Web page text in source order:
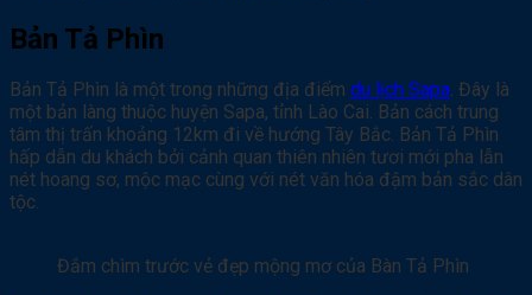
Bản Tả Phìn
Bản Tả Phìn là một trong những địa điểm du lịch Sapa. Đây là
một bản làng thuộc huyện Sapa, tỉnh Lào Cai. Bản cách trung
tâm thị trấn khoảng 12km đi về hướng Tây Bắc. Bản Tả Phìn
hấp dẫn du khách bởi cảnh quan thiên nhiên tươi mới pha lẫn
nét hoang sơ, mộc mạc cùng với nét văn hóa đậm bản sắc dân
tộc.
Đắm chìm trước vẻ đẹp mộng mơ của Bàn Tả Phìn